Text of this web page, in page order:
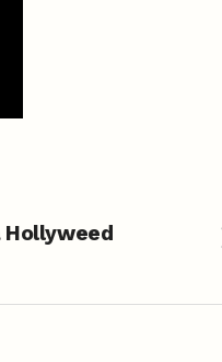
Hollyweed